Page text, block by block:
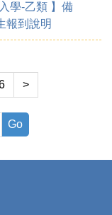
學-乙類 】備
報到說明
>
Go